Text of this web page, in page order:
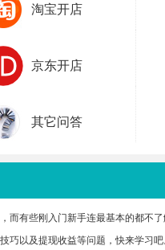
淘宝开店
京东开店
其它问答
而有些刚入门新手连最基本的都不
巧以及提现收益等问题，快来学习吧